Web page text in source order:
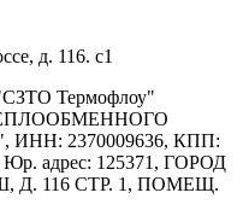
д. 116. с1
Термофлоу"
2370009636, КПП:
Юр. адрес: 125371, ГОРОД
116 СТР. 1, ПОМЕЩ.